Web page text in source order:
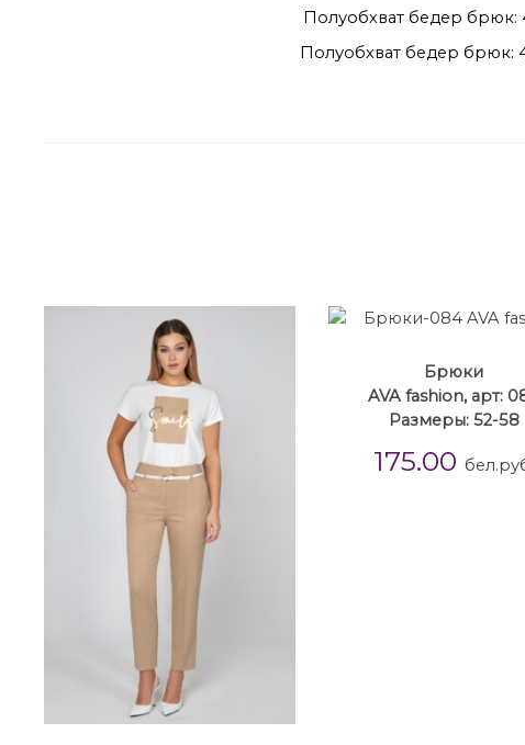
Полуобхват бедер брюк:
Полуобхват бедер брюк:
Брюки
AVA fashion, арт:
Размеры: 52-58
175.00